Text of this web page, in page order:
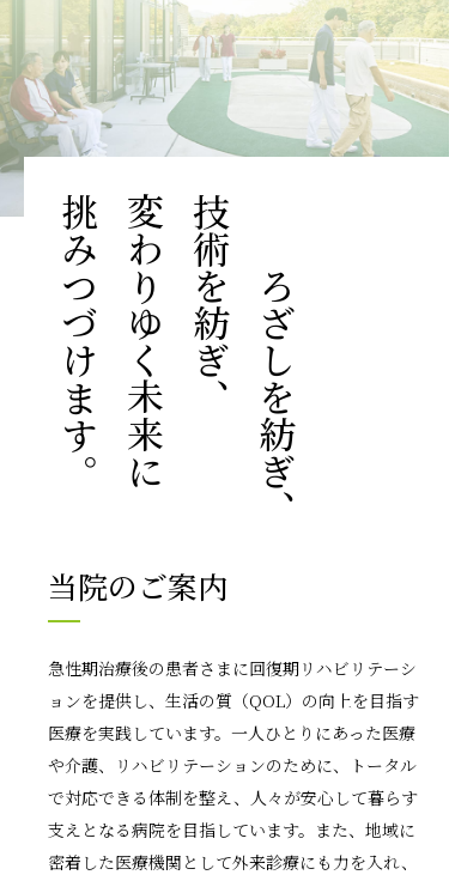
こころざしを紡ぎ、
技術を紡ぎ、
変わりゆく未来に
挑みつづけます。
当院のご案内
急性期治療後の患者さまに回復期リハビリテーシ
ョンを提供し、生活の質（QOL）の向上を目指す
医療を実践しています。一人ひとりにあった医療
や介護、リハビリテーションのために、トータル
で対応できる体制を整え、人々が安心して暮らす
支えとなる病院を目指しています。また、地域に
密着した医療機関として外来診療にも力を入れ、